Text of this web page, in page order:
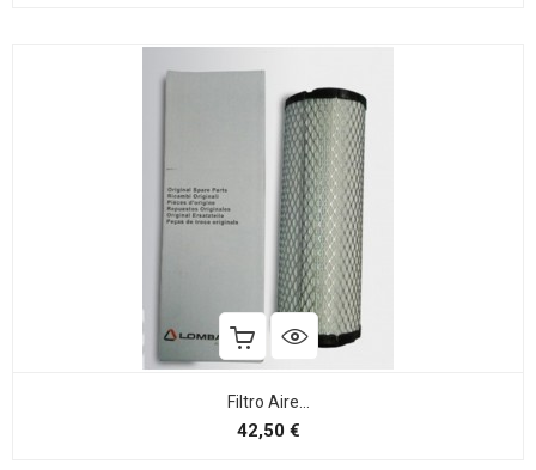
Filtro Aire...
42,50 €Preço